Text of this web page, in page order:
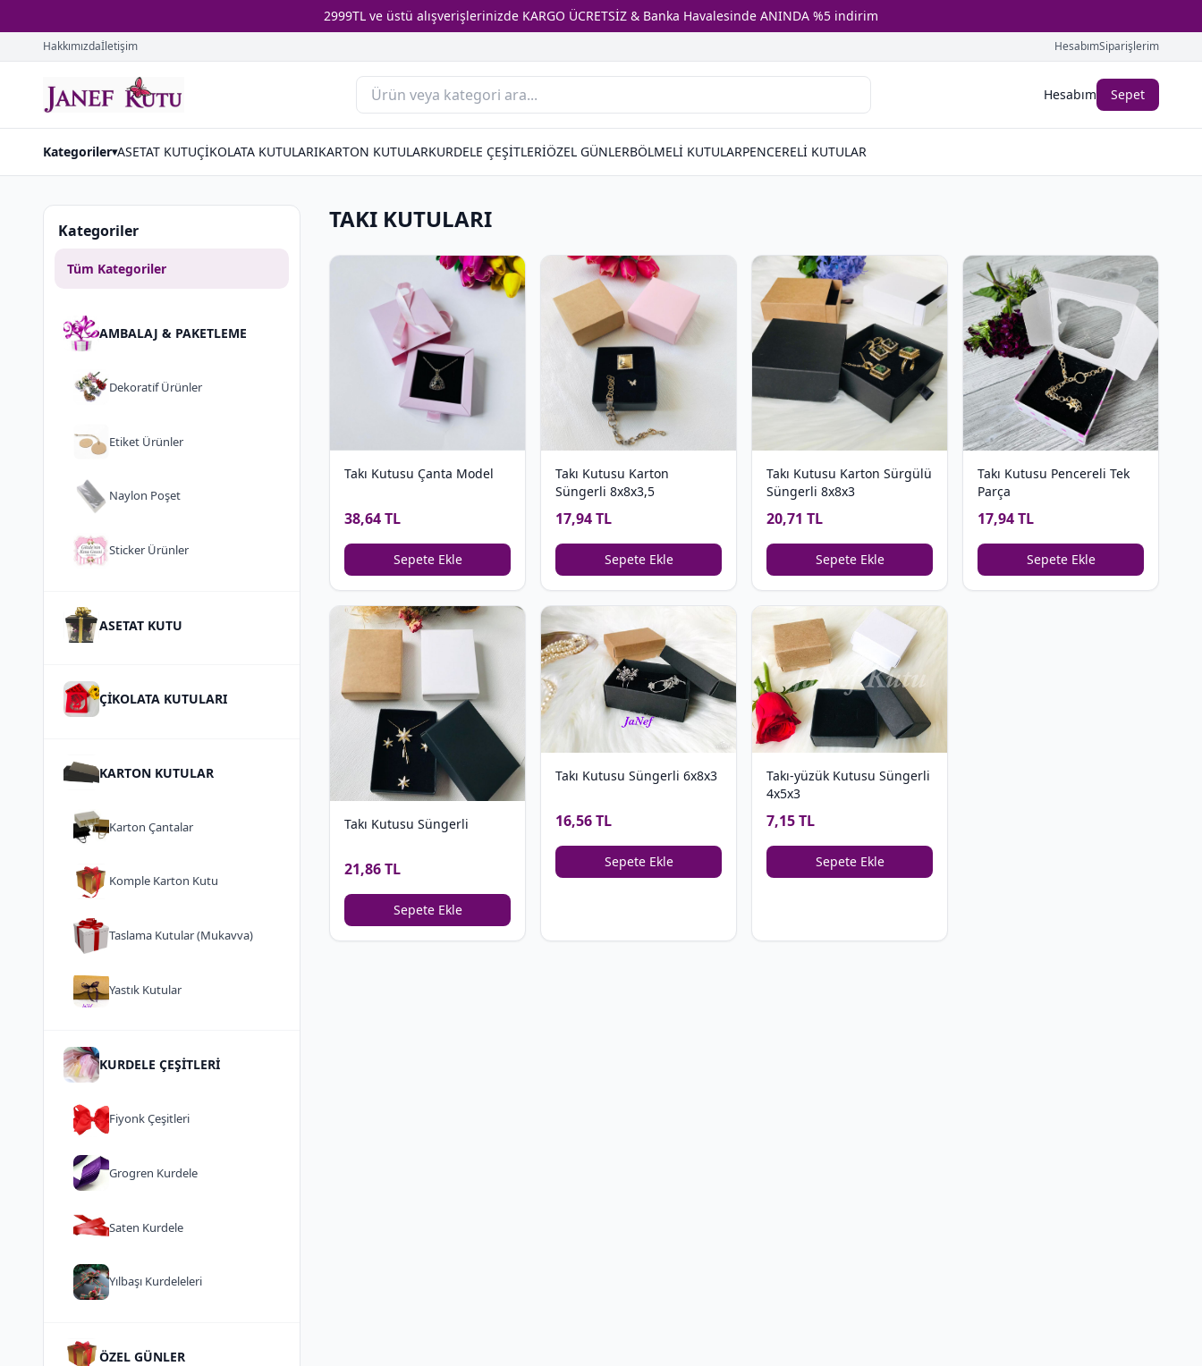
2999TL ve üstü alışverişlerinizde KARGO ÜCRETSİZ & Banka Havalesinde ANINDA %5 indirim
Hakkımızdaİletişim HesabımSiparişlerim
Hesabım Sepet
Kategoriler▾ASETAT KUTUÇİKOLATA KUTULARIKARTON KUTULARKURDELE ÇEŞİTLERİÖZEL GÜNLERBÖLMELİ KUTULARPENCERELİ KUTULAR
Kategoriler
Tüm Kategoriler
AMBALAJ & PAKETLEME
Dekorati̇f Ürünler
Etiket Ürünler
Naylon Poşet
Sticker Ürünler
ASETAT KUTU
ÇİKOLATA KUTULARI
KARTON KUTULAR
Karton Çantalar
Komple Karton Kutu
Taslama Kutular (Mukavva)
Yastık Kutular
KURDELE ÇEŞİTLERİ
Fiyonk Çeşitleri
Grogren Kurdele
Saten Kurdele
Yılbaşı Kurdeleleri
ÖZEL GÜNLER
TAKI KUTULARI
Takı Kutusu Çanta Model
38,64 TL
Sepete Ekle
Takı Kutusu Karton
Süngerli 8x8x3,5
17,94 TL
Sepete Ekle
Takı Kutusu Karton Sürgülü
Süngerli 8x8x3
20,71 TL
Sepete Ekle
Takı Kutusu Pencereli Tek
Parça
17,94 TL
Sepete Ekle
Takı Kutusu Süngerli
21,86 TL
Sepete Ekle
Takı Kutusu Süngerli 6x8x3
16,56 TL
Sepete Ekle
Takı-yüzük Kutusu Süngerli
4x5x3
7,15 TL
Sepete Ekle